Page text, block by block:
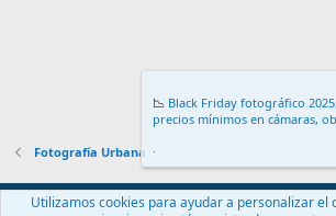
Fotografía Urbana
Español (ES)
📉 Black Friday fotográfico
precios mínimos en cámaras,
.
Utilizamos cookies para ayudar a personalizar el